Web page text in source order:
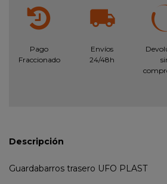
Pago
Fraccionado
Envíos
24/48h
Descripción
Guardabarros trasero UFO PLAST